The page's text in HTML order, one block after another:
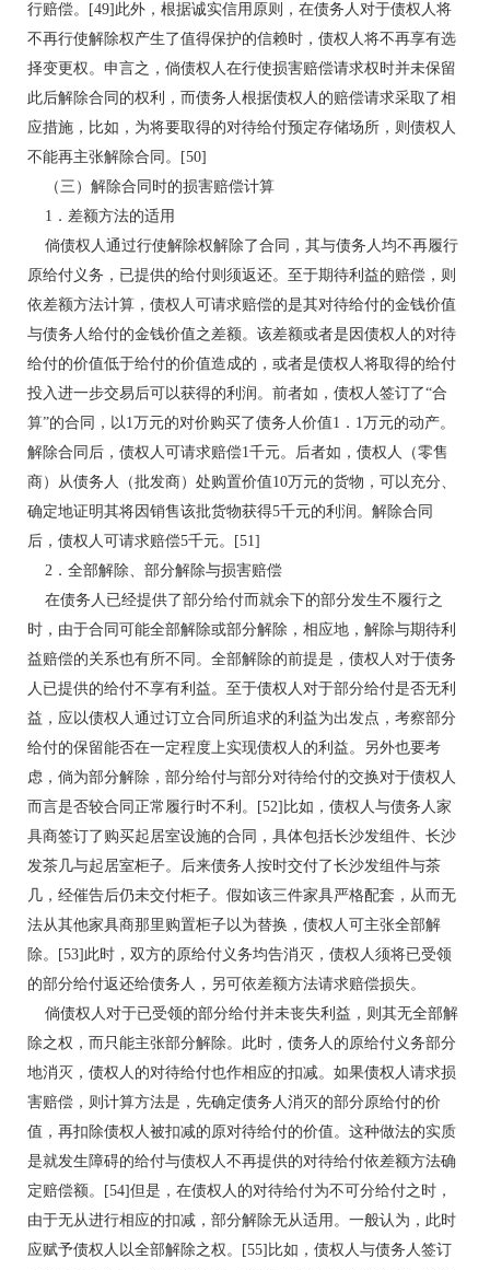
行赔偿。[49]此外，根据诚实信用原则，在债务人对于债权人将
不再行使解除权产生了值得保护的信赖时，债权人将不再享有选
择变更权。申言之，倘债权人在行使损害赔偿请求权时并未保留
此后解除合同的权利，而债务人根据债权人的赔偿请求采取了相
应措施，比如，为将要取得的对待给付预定存储场所，则债权人
不能再主张解除合同。[50]
（三）解除合同时的损害赔偿计算
1．差额方法的适用
倘债权人通过行使解除权解除了合同，其与债务人均不再履行
原给付义务，已提供的给付则须返还。至于期待利益的赔偿，则
依差额方法计算，债权人可请求赔偿的是其对待给付的金钱价值
与债务人给付的金钱价值之差额。该差额或者是因债权人的对待
给付的价值低于给付的价值造成的，或者是债权人将取得的给付
投入进一步交易后可以获得的利润。前者如，债权人签订了“合
算”的合同，以1万元的对价购买了债务人价值1．1万元的动产。
解除合同后，债权人可请求赔偿1千元。后者如，债权人（零售
商）从债务人（批发商）处购置价值10万元的货物，可以充分、
确定地证明其将因销售该批货物获得5千元的利润。解除合同
后，债权人可请求赔偿5千元。[51]
2．全部解除、部分解除与损害赔偿
在债务人已经提供了部分给付而就余下的部分发生不履行之
时，由于合同可能全部解除或部分解除，相应地，解除与期待利
益赔偿的关系也有所不同。全部解除的前提是，债权人对于债务
人已提供的给付不享有利益。至于债权人对于部分给付是否无利
益，应以债权人通过订立合同所追求的利益为出发点，考察部分
给付的保留能否在一定程度上实现债权人的利益。另外也要考
虑，倘为部分解除，部分给付与部分对待给付的交换对于债权人
而言是否较合同正常履行时不利。[52]比如，债权人与债务人家
具商签订了购买起居室设施的合同，具体包括长沙发组件、长沙
发茶几与起居室柜子。后来债务人按时交付了长沙发组件与茶
几，经催告后仍未交付柜子。假如该三件家具严格配套，从而无
法从其他家具商那里购置柜子以为替换，债权人可主张全部解
除。[53]此时，双方的原给付义务均告消灭，债权人须将已受领
的部分给付返还给债务人，另可依差额方法请求赔偿损失。
倘债权人对于已受领的部分给付并未丧失利益，则其无全部解
除之权，而只能主张部分解除。此时，债务人的原给付义务部分
地消灭，债权人的对待给付也作相应的扣减。如果债权人请求损
害赔偿，则计算方法是，先确定债务人消灭的部分原给付的价
值，再扣除债权人被扣减的原对待给付的价值。这种做法的实质
是就发生障碍的给付与债权人不再提供的对待给付依差额方法确
定赔偿额。[54]但是，在债权人的对待给付为不可分给付之时，
由于无从进行相应的扣减，部分解除无从适用。一般认为，此时
应赋予债权人以全部解除之权。[55]比如，债权人与债务人签订